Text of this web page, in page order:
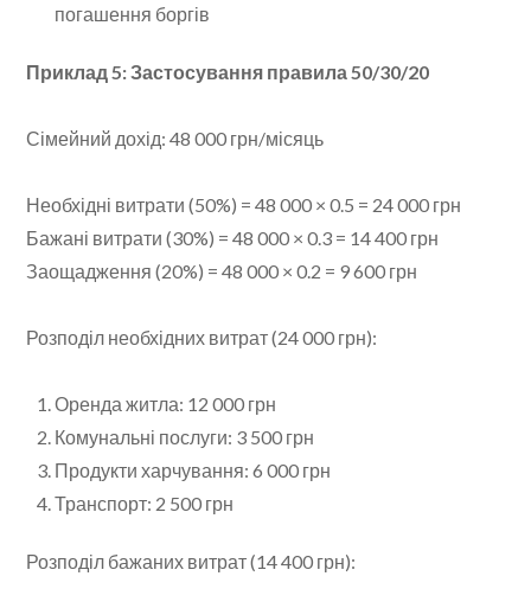
погашення боргів
Приклад 5: Застосування правила 50/30/20
Сімейний дохід: 48 000 грн/місяць
Необхідні витрати (50%) = 48 000 × 0.5 = 24 000 грн
Бажані витрати (30%) = 48 000 × 0.3 = 14 400 грн
Заощадження (20%) = 48 000 × 0.2 = 9 600 грн
Розподіл необхідних витрат (24 000 грн):
Оренда житла: 12 000 грн
Комунальні послуги: 3 500 грн
Продукти харчування: 6 000 грн
Транспорт: 2 500 грн
Розподіл бажаних витрат (14 400 грн):